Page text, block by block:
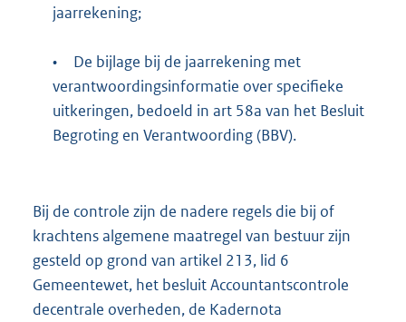
jaarrekening;
•
De bijlage bij de jaarrekening met
verantwoordingsinformatie over specifieke
uitkeringen, bedoeld in art 58a van het Besluit
Begroting en Verantwoording (BBV).
Bij de controle zijn de nadere regels die bij of
krachtens algemene maatregel van bestuur zijn
gesteld op grond van artikel 213, lid 6
Gemeentewet, het besluit Accountantscontrole
decentrale overheden, de Kadernota